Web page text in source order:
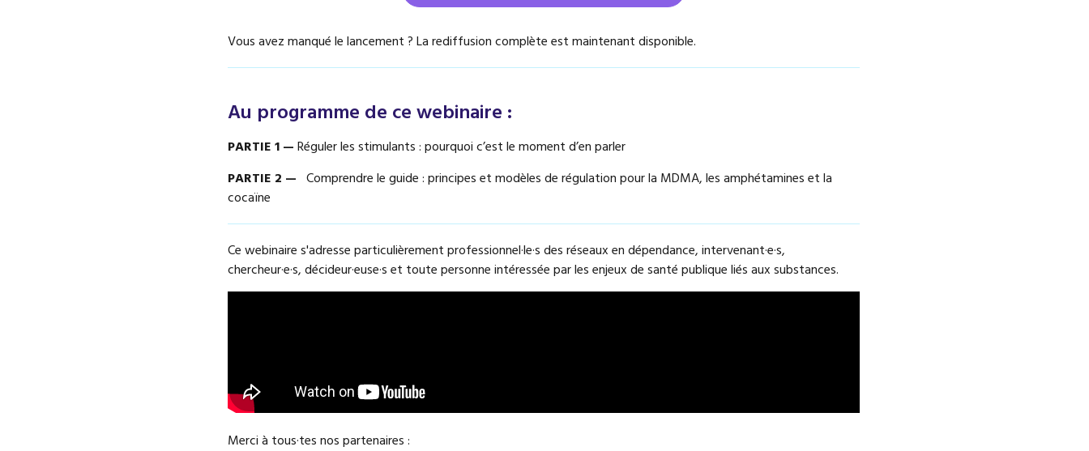
Vous avez manqué le lancement ? La rediffusion complète est maintenant disponible.
Au programme de ce webinaire :
PARTIE 1 — Réguler les stimulants : pourquoi c’est le moment d’en parler
PARTIE 2 — Comprendre le guide : principes et modèles de régulation pour la MDMA, les amphétamines et la
cocaïne
Ce webinaire s'adresse particulièrement professionnel·le·s des réseaux en dépendance, intervenant·e·s,
chercheur·e·s, décideur·euse·s et toute personne intéressée par les enjeux de santé publique liés aux substances.
Merci à tous·tes nos partenaires :